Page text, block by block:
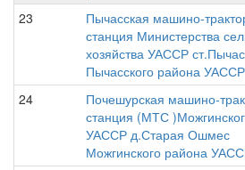
23
Пычасская машино-
станция Министерства
хозяйства УАССР ст.Пычас
Пычасского района УАССР
24
Почешурская машино-
станция (МТС
УАССР д.Старая Ошмес
Можгинского района